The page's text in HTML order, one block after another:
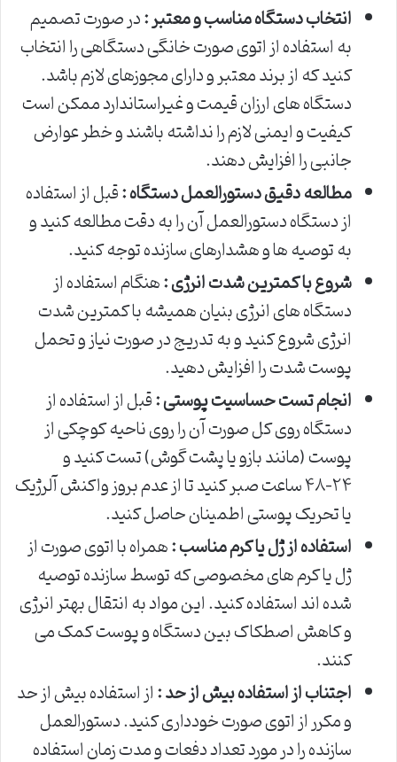
انتخاب دستگاه مناسب و معتبر :در صورت تصمیم
به استفاده از اتوی صورت خانگی دستگاهی را انتخاب
کنید که از برند معتبر و دارای مجوزهای لازم باشد.
دستگاه های ارزان قیمت و غیراستاندارد ممکن است
کیفیت و ایمنی لازم را نداشته باشند و خطر عوارض
جانبی را افزایش دهند.
مطالعه دقیق دستورالعمل دستگاه :قبل از استفاده
از دستگاه دستورالعمل آن را به دقت مطالعه کنید و
به توصیه ها و هشدارهای سازنده توجه کنید.
شروع با کمترین شدت انرژی :هنگام استفاده از
دستگاه های انرژی بنیان همیشه با کمترین شدت
انرژی شروع کنید و به تدریج در صورت نیاز و تحمل
پوست شدت را افزایش دهید.
انجام تست حساسیت پوستی :قبل از استفاده از
دستگاه روی کل صورت آن را روی ناحیه کوچکی از
پوست (مانند بازو یا پشت گوش) تست کنید و
۲۴-۴۸ ساعت صبر کنید تا از عدم بروز واکنش آلرژیک
یا تحریک پوستی اطمینان حاصل کنید.
استفاده از ژل یا کرم مناسب :همراه با اتوی صورت از
ژل یا کرم های مخصوصی که توسط سازنده توصیه
شده اند استفاده کنید. این مواد به انتقال بهتر انرژی
و کاهش اصطکاک بین دستگاه و پوست کمک می
کنند.
اجتناب از استفاده بیش از حد :از استفاده بیش از حد
و مکرر از اتوی صورت خودداری کنید. دستورالعمل
سازنده را در مورد تعداد دفعات و مدت زمان استفاده